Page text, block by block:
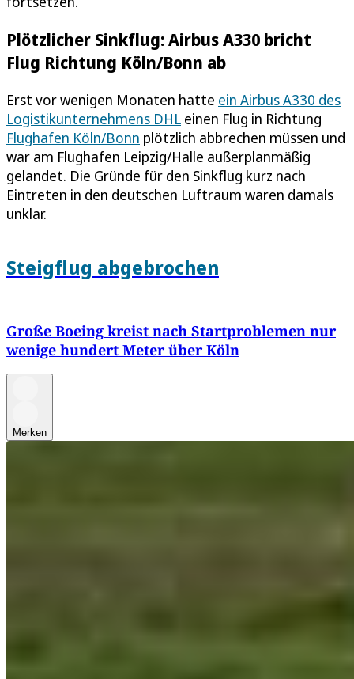
Plötzlicher Sinkflug: Airbus A330 bricht
Flug Richtung Köln/Bonn ab
Erst vor wenigen Monaten hatte ein Airbus A330 des
Logistikunternehmens DHL einen Flug in Richtung
Flughafen Köln/Bonn plötzlich abbrechen müssen und
war am Flughafen Leipzig/Halle außerplanmäßig
gelandet. Die Gründe für den Sinkflug kurz nach
Eintreten in den deutschen Luftraum waren damals
unklar.
Steigflug abgebrochen
Große Boeing kreist nach Startproblemen nur
wenige hundert Meter über Köln
Merken